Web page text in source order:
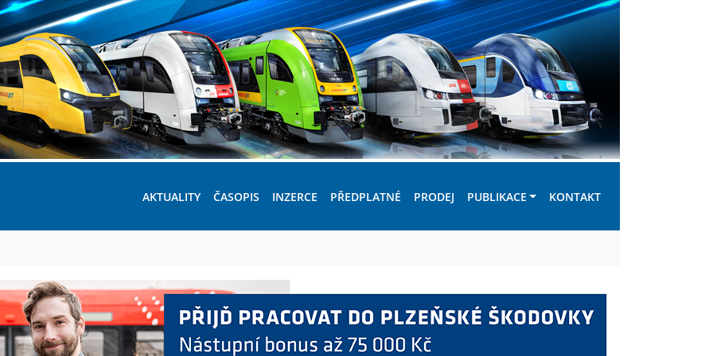
AKTUALITY ČASOPIS INZERCE PŘEDPLATNÉ PRODEJ PUBLIKACE KONTAKT